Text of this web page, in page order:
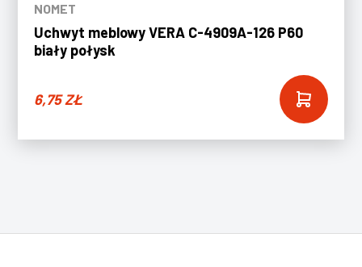
NOMET
Uchwyt meblowy VERA C-4909A-126 P60
biały połysk
6,75ZŁ